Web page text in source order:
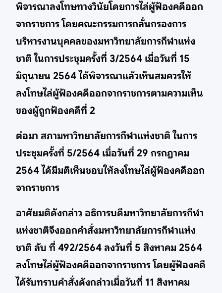
พิจารณาลงโทษทางวินัยโดยการไล่ผู้ฟ้องคดีออก
จากราชการ โดยคณะกรรมการกลั่นกรองการ
บริหารงานบุคคลของมหาวิทยาลัยการกีฬาแห่ง
ชาติ ในการประชุมครั้งที่ 3/2564 เมื่อวันที่ 15
มิถุนายน 2564 ได้พิจารณาแล้วเห็นสมควรให้
ลงโทษไล่ผู้ฟ้องคดีออกจากราชการตามความเห็น
ของผู้ถูกฟ้องคดีที่ 2
ต่อมา สภามหาวิทยาลัยการกีฬาแห่งชาติ ในการ
ประชุมครั้งที่ 5/2564 เมื่อวันที่ 29 กรกฎาคม
2564 ได้มีมติเห็นชอบให้ลงโทษไล่ผู้ฟ้องคดีออก
จากราชการ
อาศัยมติดังกล่าว อธิการบดีมหาวิทยาลัยการกีฬา
แห่งชาติจึงออกคำสั่งมหาวิทยาลัยการกีฬาแห่ง
ชาติ ลับ ที่ 492/2564 ลงวันที่ 5 สิงหาคม 2564
ลงโทษไล่ผู้ฟ้องคดีออกจากราชการ โดยผู้ฟ้องคดี
ได้รับทราบคำสั่งดังกล่าวเมื่อวันที่ 11 สิงหาคม